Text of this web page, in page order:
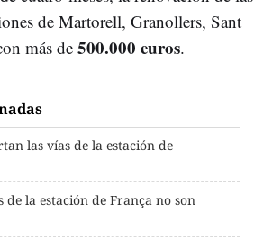
de Martorell, Granollers, Sant
más de500.000 euros.
las vías de la estación de
de la estación de França no son